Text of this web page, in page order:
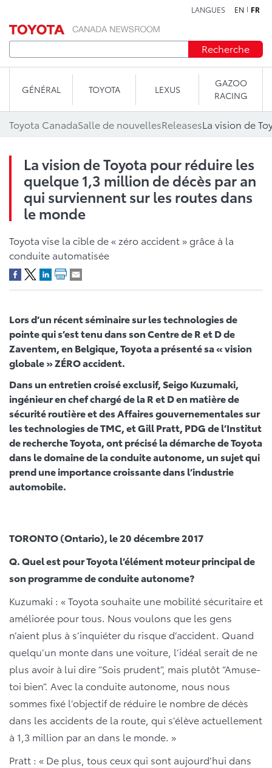
LANGUES EN FR
Recherche
GÉNÉRAL TOYOTA LEXUS
GAZOO
RACING
Toyota CanadaSalle de nouvellesReleases
La vision de Toyota pour réduire les
quelque 1,3 million de décès par an
qui surviennent sur les routes dans
le monde
Toyota vise la cible de « zéro accident » grâce à la
conduite automatisée
Lors d’un récent séminaire sur les technologies de
pointe qui s’est tenu dans son Centre de R et D de
Zaventem, en Belgique, Toyota a présenté sa « vision
globale » ZÉRO accident.
Dans un entretien croisé exclusif, Seigo Kuzumaki,
ingénieur en chef chargé de la R et D en matière de
sécurité routière et des Affaires gouvernementales sur
les technologies de TMC, et Gill Pratt, PDG de l’Institut
de recherche Toyota, ont précisé la démarche de Toyota
dans le domaine de la conduite autonome, un sujet qui
prend une importance croissante dans l’industrie
automobile.
TORONTO (Ontario), le 20 décembre 2017
Q. Quel est pour Toyota l’élément moteur principal de
son programme de conduite autonome?
Kuzumaki : « Toyota souhaite une mobilité sécuritaire et
améliorée pour tous. Nous voulons que les gens
n’aient plus à s’inquiéter du risque d’accident. Quand
quelqu’un monte dans une voiture, l’idéal serait de ne
plus avoir à lui dire “Sois prudent”, mais plutôt “Amuse-
toi bien”. Avec la conduite autonome, nous nous
sommes fixé l’objectif de réduire le nombre de décès
dans les accidents de la route, qui s’élève actuellement
à 1,3 million par an dans le monde. »
Pratt : « De plus, tous ceux qui sont aujourd’hui dans